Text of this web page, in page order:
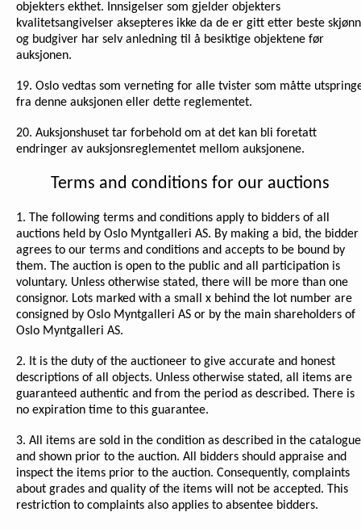
objekters ekthet. Innsigelser som gjelder objekters
kvalitetsangivelser aksepteres ikke da de er gitt etter beste
og budgiver har selv anledning til å besiktige objektene før
auksjonen.
19. Oslo vedtas som verneting for alle tvister som måtte
fra denne auksjonen eller dette reglementet.
20. Auksjonshuset tar forbehold om at det kan bli foretatt
endringer av auksjonsreglementet mellom auksjonene.
Terms and conditions for our auctions
1. The following terms and conditions apply to bidders of all
auctions held by Oslo Myntgalleri AS. By making a bid, the bidder
agrees to our terms and conditions and accepts to be bound by
them. The auction is open to the public and all participation is
voluntary. Unless otherwise stated, there will be more than one
consignor. Lots marked with a small x behind the lot number are
consigned by Oslo Myntgalleri AS or by the main shareholders of
Oslo Myntgalleri AS.
2. It is the duty of the auctioneer to give accurate and honest
descriptions of all objects. Unless otherwise stated, all items are
guaranteed authentic and from the period as described. There is
no expiration time to this guarantee.
3. All items are sold in the condition as described in the catalogue
and shown prior to the auction. All bidders should appraise and
inspect the items prior to the auction. Consequently, complaints
about grades and quality of the items will not be accepted. This
restriction to complaints also applies to absentee bidders.